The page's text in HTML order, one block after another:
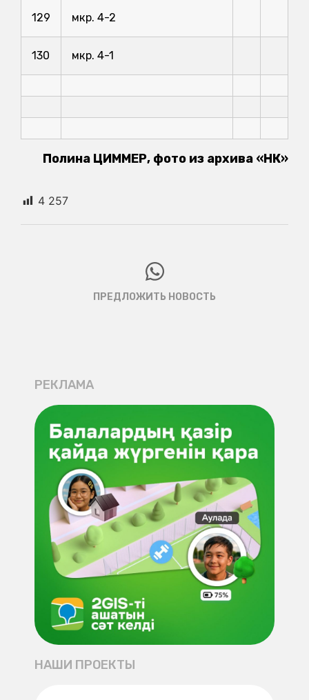
129 мкр. 4-2
130 мкр. 4-1
Полина ЦИММЕР, фото из архива «НК»
4 257
ПРЕДЛОЖИТЬ НОВОСТЬ
РЕКЛАМА
НАШИ ПРОЕКТЫ